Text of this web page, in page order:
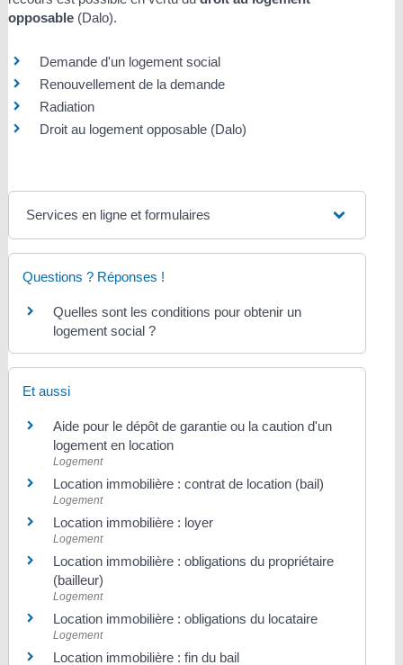
opposable(Dalo).
Demande d'un logement social
Renouvellement de la demande
Radiation
Droit au logement opposable (Dalo)
Services en ligne et formulaires
Questions ? Réponses !
Quelles sont les conditions pour obtenir un
logement social ?
Et aussi
Aide pour le dépôt de garantie ou la caution d'un
logement en location
Logement
Location immobilière : contrat de location (bail)
Logement
Location immobilière : loyer
Logement
Location immobilière : obligations du propriétaire
(bailleur)
Logement
Location immobilière : obligations du locataire
Logement
Location immobilière : fin du bail